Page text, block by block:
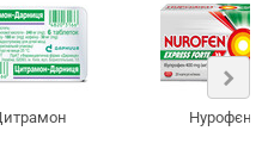
Нурофєн